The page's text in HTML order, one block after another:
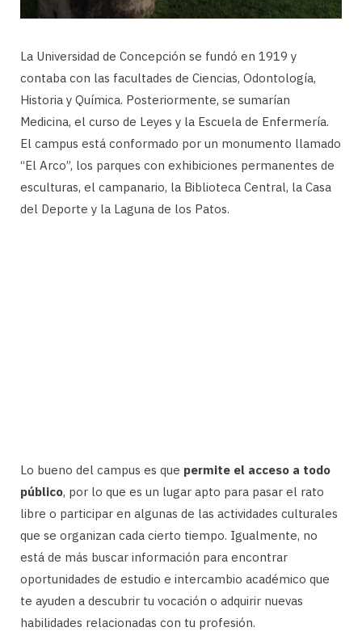
La Universidad de Concepción se fundó en 1919 y
contaba con las facultades de Ciencias, Odontología,
Historia y Química. Posteriormente, se sumarían
Medicina, el curso de Leyes y la Escuela de Enfermería.
El campus está conformado por un monumento llamado
“El Arco”, los parques con exhibiciones permanentes de
esculturas, el campanario, la Biblioteca Central, la Casa
del Deporte y la Laguna de los Patos.
Lo bueno del campus es que permite el acceso a todo
público, por lo que es un lugar apto para pasar el rato
libre o participar en algunas de las actividades culturales
que se organizan cada cierto tiempo. Igualmente, no
está de más buscar información para encontrar
oportunidades de estudio e intercambio académico que
te ayuden a descubrir tu vocación o adquirir nuevas
habilidades relacionadas con tu profesión.